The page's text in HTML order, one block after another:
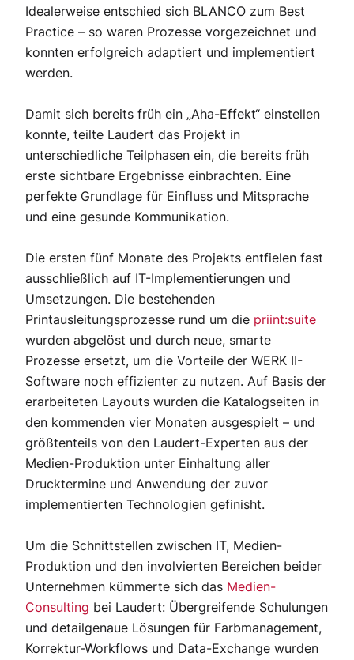
Idealerweise entschied sich BLANCO zum Best
Practice – so waren Prozesse vorgezeichnet und
konnten erfolgreich adaptiert und implementiert
werden.
Damit sich bereits früh ein „Aha-Effekt“ einstellen
konnte, teilte Laudert das Projekt in
unterschiedliche Teilphasen ein, die bereits früh
erste sichtbare Ergebnisse einbrachten. Eine
perfekte Grundlage für Einfluss und Mitsprache
und eine gesunde Kommunikation.
Die ersten fünf Monate des Projekts entfielen fast
ausschließlich auf IT-Implementierungen und
Umsetzungen. Die bestehenden
Printausleitungsprozesse rund um die priint:suite
wurden abgelöst und durch neue, smarte
Prozesse ersetzt, um die Vorteile der WERK II-
Software noch effizienter zu nutzen. Auf Basis der
erarbeiteten Layouts wurden die Katalogseiten in
den kommenden vier Monaten ausgespielt – und
größtenteils von den Laudert-Experten aus der
Medien-Produktion unter Einhaltung aller
Drucktermine und Anwendung der zuvor
implementierten Technologien gefinisht.
Um die Schnittstellen zwischen IT, Medien-
Produktion und den involvierten Bereichen beider
Unternehmen kümmerte sich das Medien-
Consulting bei Laudert: Übergreifende Schulungen
und detailgenaue Lösungen für Farbmanagement,
Korrektur-Workflows und Data-Exchange wurden